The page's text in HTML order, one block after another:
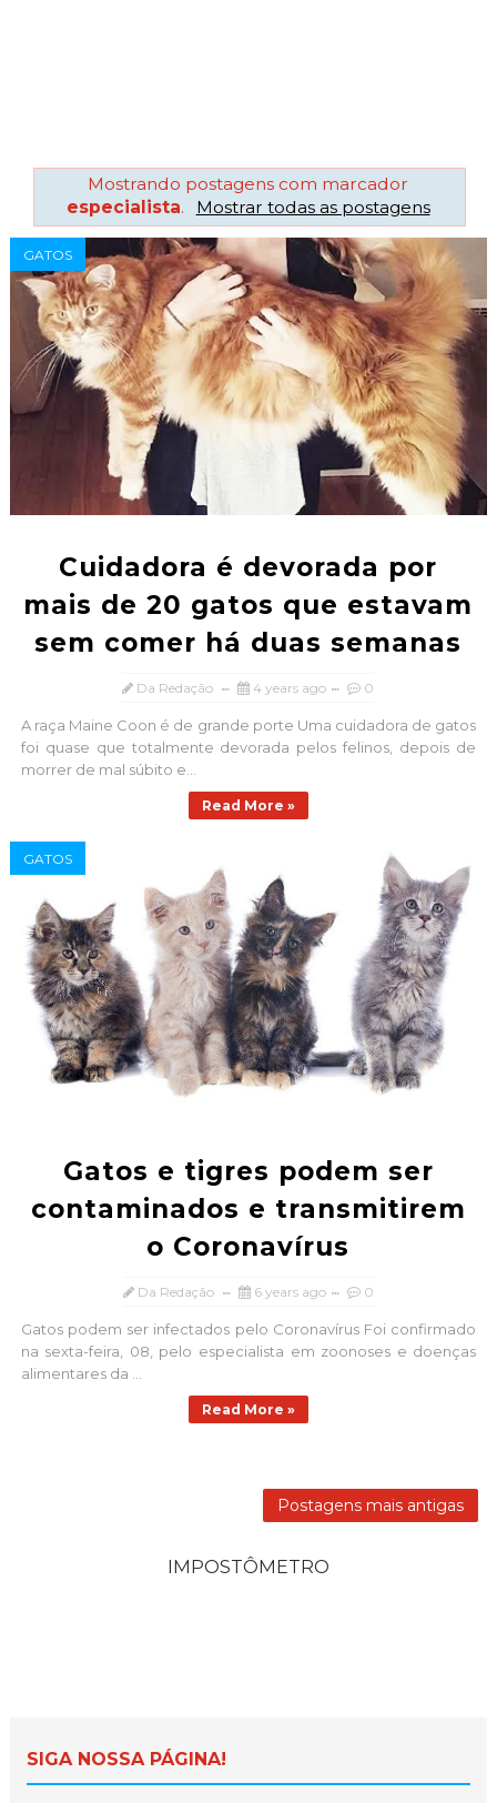
Mostrando postagens com marcador
especialista. Mostrar todas as postagens
GATOS
Cuidadora é devorada por
mais de 20 gatos que estavam
sem comer há duas semanas
Da Redação 4 years ago 0
A raça Maine Coon é de grande porte Uma cuidadora de gatos
foi quase que totalmente devorada pelos felinos, depois de
morrer de mal súbito e...
Read More »
GATOS
Gatos e tigres podem ser
contaminados e transmitirem
o Coronavírus
Da Redação 6 years ago 0
Gatos podem ser infectados pelo Coronavírus Foi confirmado
na sexta-feira, 08, pelo especialista em zoonoses e doenças
alimentares da ...
Read More »
Postagens mais antigas
IMPOSTÔMETRO
SIGA NOSSA PÁGINA!